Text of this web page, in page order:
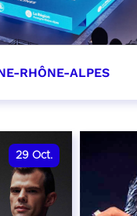
RHÔNE-ALPES
29 Oct.